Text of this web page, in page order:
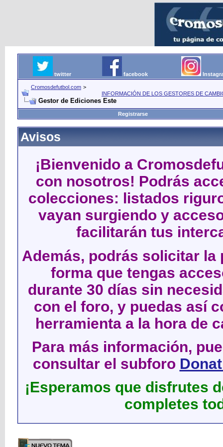
twitter facebook
Cromosdefutbol.com >
INFORMACIÓN DE LOS GESTORES DE
Gestor de Ediciones Este
Registrarse
Avisos
¡Bienvenido a
con nosotros! Podrás
colecciones: listados
vayan surgiendo y
facilitarán tus
Además, podrás solicitar
forma que tengas
durante 30 días sin
con el foro, y puedas así
herramienta a la hora de
Para más información,
consultar el subforo
¡Esperamos que disfrutes
completes